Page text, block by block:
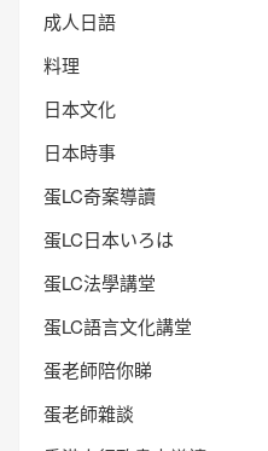
成人日語
料理
日本文化
日本時事
蛋LC奇案導讀
蛋LC日本いろは
蛋LC法學講堂
蛋LC語言文化講堂
蛋老師陪你睇
蛋老師雜談